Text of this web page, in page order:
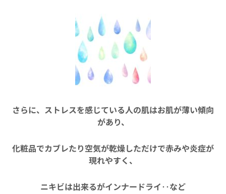
さらに、ストレスを感じている人の肌はお肌が薄い傾向
があり、
化粧品でカブレたり空気が乾燥しただけで赤みや炎症が
現れやすく、
ニキビは出来るがインナードライ‥など